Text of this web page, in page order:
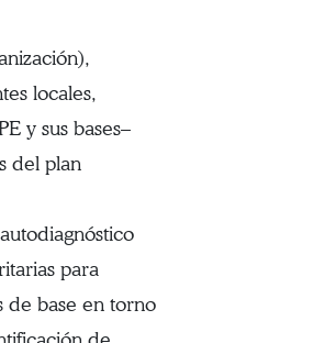
locales,
y sus bases–
del plan
para
de base en torno